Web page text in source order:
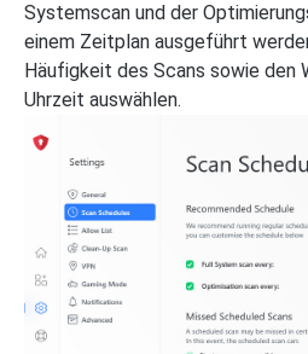
Systemscan und der
einem Zeitplan ausgeführt
Häufigkeit des Scans sowie den
Uhrzeit auswählen.